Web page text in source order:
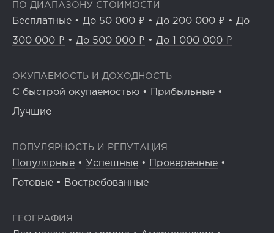
ПО ДИАПАЗОНУ СТОИМОСТИ
Бесплатные • До 50 000 ₽ • До 200 000 ₽ • До
300 000 ₽ • До 500 000 ₽ • До 1 000 000 ₽
ОКУПАЕМОСТЬ И ДОХОДНОСТЬ
С быстрой окупаемостью • Прибыльные •
Лучшие
ПОПУЛЯРНОСТЬ И РЕПУТАЦИЯ
Популярные • Успешные • Проверенные •
Готовые • Востребованные
ГЕОГРАФИЯ